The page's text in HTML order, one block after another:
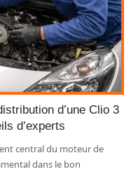
d’une Clio 3
d’experts
central du moteur de
dans le bon